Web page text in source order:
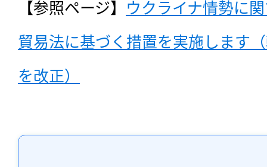
【参照ページ】 ウクライナ情勢に
貿易法に基づく措置を実施します
を改正）